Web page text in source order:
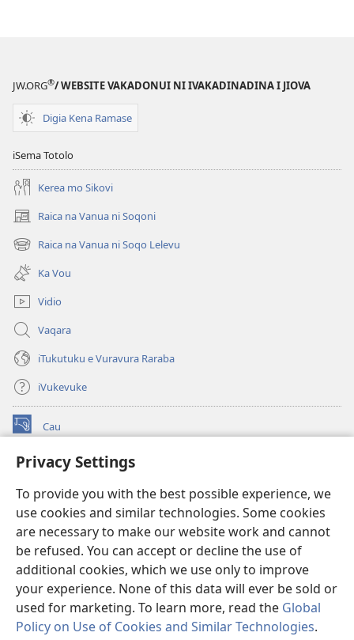
Privacy Settings
To provide you with the best possible experience, we
use cookies and similar technologies. Some cookies
are necessary to make our website work and cannot
be refused. You can accept or decline the use of
additional cookies, which we use only to improve
your experience. None of this data will ever be sold or
used for marketing. To learn more, read the Global
Policy on Use of Cookies and Similar Technologies.
iVolatabu
JW.ORG®/ WEBSITE VAKADONUI NI IVAKADINADINA I JIOVA
Digia Kena Ramase
iSema Totolo
Kerea mo Sikovi
Raica na Vanua ni Soqoni
(opens
new
window)
Raica na Vanua ni Soqo Lelevu
(opens
new
window)
Ka Vou
Vidio
Vaqara
iTukutuku e Vuravura Raraba
iVukevuke
Cau
(opens
window)Watchtower LAIBRI ENA INTERNET™
new
window)JW Hub ®
(opens
new
window)
®
Watchtower Library